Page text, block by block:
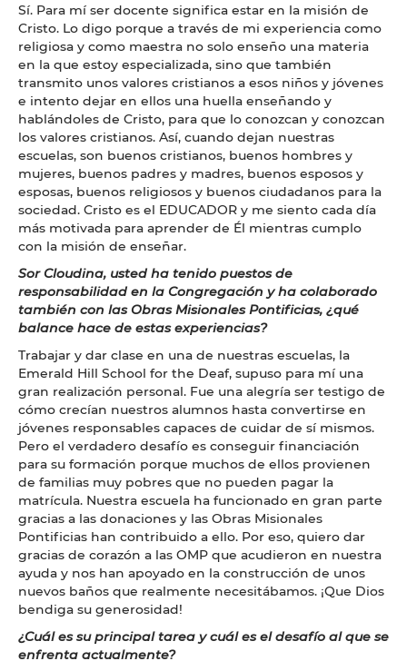
Sí. Para mí ser docente significa estar en la misión de
Cristo. Lo digo porque a través de mi experiencia como
religiosa y como maestra no solo enseño una materia
en la que estoy especializada, sino que también
transmito unos valores cristianos a esos niños y jóvenes
e intento dejar en ellos una huella enseñando y
hablándoles de Cristo, para que lo conozcan y conozcan
los valores cristianos. Así, cuando dejan nuestras
escuelas, son buenos cristianos, buenos hombres y
mujeres, buenos padres y madres, buenos esposos y
esposas, buenos religiosos y buenos ciudadanos para la
sociedad. Cristo es el EDUCADOR y me siento cada día
más motivada para aprender de Él mientras cumplo
con la misión de enseñar.
Sor Cloudina, usted ha tenido puestos de
responsabilidad en la Congregación y ha colaborado
también con las Obras Misionales Pontificias, ¿qué
balance hace de estas experiencias?
Trabajar y dar clase en una de nuestras escuelas, la
Emerald Hill School for the Deaf, supuso para mí una
gran realización personal. Fue una alegría ser testigo de
cómo crecían nuestros alumnos hasta convertirse en
jóvenes responsables capaces de cuidar de sí mismos.
Pero el verdadero desafío es conseguir financiación
para su formación porque muchos de ellos provienen
de familias muy pobres que no pueden pagar la
matrícula. Nuestra escuela ha funcionado en gran parte
gracias a las donaciones y las Obras Misionales
Pontificias han contribuido a ello. Por eso, quiero dar
gracias de corazón a las OMP que acudieron en nuestra
ayuda y nos han apoyado en la construcción de unos
nuevos baños que realmente necesitábamos. ¡Que Dios
bendiga su generosidad!
¿Cuál es su principal tarea y cuál es el desafío al que se
enfrenta actualmente?